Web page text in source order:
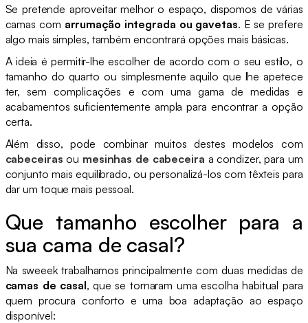
Se pretende aproveitar melhor o espaço, dispomos de várias
camas com arrumação integrada ou gavetas. E se prefere
algo mais simples, também encontrará opções mais básicas.
A ideia é permitir-lhe escolher de acordo com o seu estilo, o
tamanho do quarto ou simplesmente aquilo que lhe apetece
ter, sem complicações e com uma gama de medidas e
acabamentos suficientemente ampla para encontrar a opção
certa.
Além disso, pode combinar muitos destes modelos com
cabeceiras ou mesinhas de cabeceira a condizer, para um
conjunto mais equilibrado, ou personalizá-los com têxteis para
dar um toque mais pessoal.
Que tamanho escolher para a
sua cama de casal?
Na sweeek trabalhamos principalmente com duas medidas de
camas de casal, que se tornaram uma escolha habitual para
quem procura conforto e uma boa adaptação ao espaço
disponível: